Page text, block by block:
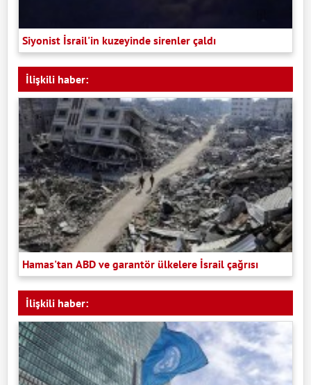
Siyonist İsrail'in kuzeyinde sirenler çaldı
İlişkili haber:
Hamas'tan ABD ve garantör ülkelere İsrail çağrısı
İlişkili haber: